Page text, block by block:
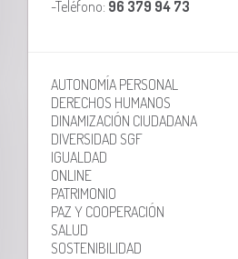
-Teléfono: 96 379 94 73
AUTONOMÍA PERSONAL
DERECHOS HUMANOS
DINAMIZACIÓN CIUDADANA
DIVERSIDAD SGF
IGUALDAD
ONLINE
PATRIMONIO
PAZ Y COOPERACIÓN
SALUD
SOSTENIBILIDAD